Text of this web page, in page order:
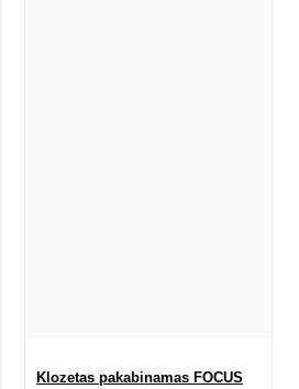
Klozetas pakabinamas FOCUS